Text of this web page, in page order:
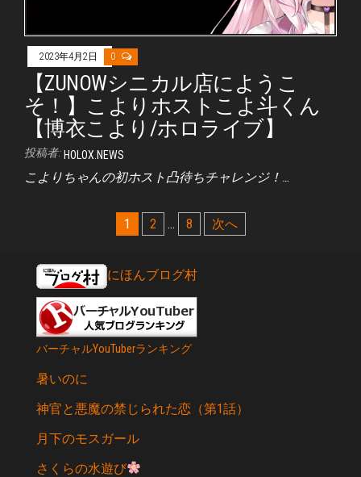
2023年4月2日 0
【ZUNOWシニカル店にようこ
そ！】こよりホストこよ斗くん
【博衣こより/ホロライブ】
投稿者: HOLOX.NEWS
こよりちゃんの初ホスト凸待ちチャレンジ！…
1 2 … 8 次へ
にほんブログ村
バーチャルYouTuberランキング
暑いのに
神官と悪魔の禁じられた恋（第1話）
月下のモスガール
さくらの水遊び